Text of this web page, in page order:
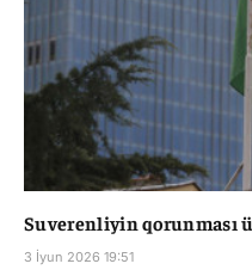
Suverenliyin qorunması
3 İyun 2026 19:51